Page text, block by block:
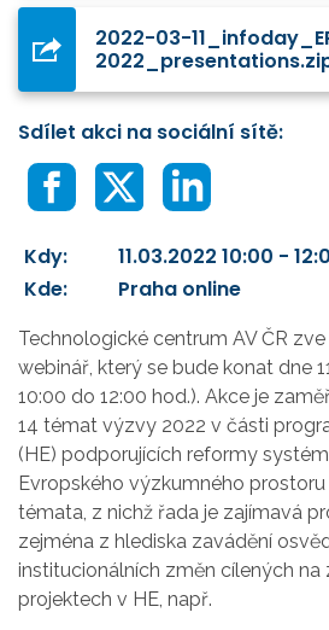
2022-03-
Sdílet akci na sociální sítě:
Kdy:
11.03.2022 10:00 -
Kde:
Praha online
Technologické centrum AV ČR
webinář, který se bude konat dne
10:00 do 12:00 hod.). Akce je
14 témat výzvy 2022 v části
(HE) podporujících reformy
Evropského výzkumného prostoru
témata, z nichž řada je zajímavá
zejména z hlediska zavádění
institucionálních změn cílených na
projektech v HE, např.